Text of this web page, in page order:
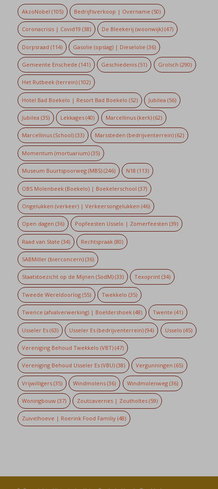
AkzoNobel (105) Bedrijfsverkoop | Overname (50)
Coronacrisis | Covid19 (38) De Bleekerij (woonwijk) (47)
Dorpsraad (114) Gasolie (opslag) | Dieselolie (36)
Gemeente Enschede (141) Geschiedenis (51) Grolsch (290)
Het Rutbeek (terrein)(102)
Hotel Bad Boekelo | Resort Bad Boekelo (52) Jubilea (56)
Jubilea (35) Lekkages (40) Marcellinus (kerk)(62)
Marcellinus (School)(33) Marssteden (bedrijventerrein) (62)
Momentum (mortuarium)(35)
Museum Buurtspoorweg (MBS)(246) N18 (113)
OBS Molenbeek (Boekelo) | Boekelerschool (37)
Ongelukken (verkeer) | Verkeersongelukken (46)
Open dagen (36) Popfeesten Usselo | Zomerfeesten (39)
Raad van State (34) Rechtspraak (80)
SABMiller (bierconcern)(36)
Staatstoezicht op de Mijnen (SodM)(33) Texoprint (34)
Tweede Wereldoorlog(55) Twekkelo (35)
Twence (afvalverwerking) | Boeldershoek(48) Twente (41)
Usseler Es(63) Usseler Es (bedrijventerrein) (94) Usselo (45)
Vereniging Behoud Twekkelo (VBT)(47)
Vereniging Behoud Usseler Es (VBU)(38) Vergunningen (65)
Vrijwilligers(35) Windmolens (36) Windmolenweg(36)
Woningbouw(37) Zoutcavernes | Zoutholtes (59)
Zuivelhoeve | Roerink Food Familiy(48)